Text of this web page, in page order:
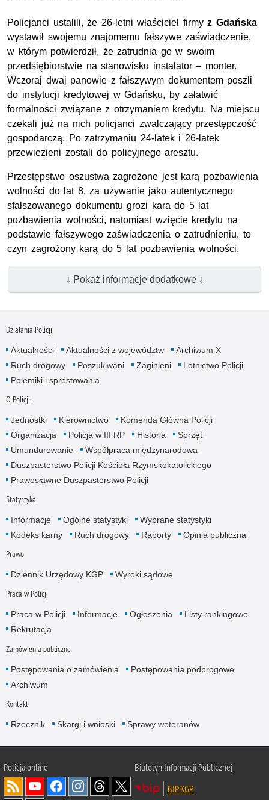
Policjanci ustalili, że 26-letni właściciel firmyz Gdańska
wystawił swojemu znajomemu fałszywe zaświadczenie,
w którym potwierdził, że zatrudnia go w swoim
przedsiębiorstwie na stanowisku instalator – monter.
Wczoraj dwaj panowie z fałszywym dokumentem poszli
do instytucji kredytowej w Gdańsku, by załatwić
formalności związane z otrzymaniem kredytu. Na miejscu
czekali już na nich policjanci zwalczający przestępczość
gospodarczą. Po zatrzymaniu 24-latek i 26-latek
przewiezieni zostali do policyjnego aresztu.
Przestępstwo oszustwa zagrożone jest karą pozbawienia
wolności do lat 8, za używanie jako autentycznego
sfałszowanego dokumentu grozi kara do 5 lat
pozbawienia wolności, natomiast wzięcie kredytu na
podstawie fałszywego zaświadczenia o zatrudnieniu, to
czyn zagrożony karą do 5 lat pozbawienia wolności.
↓ Pokaż informacje dodatkowe ↓
Działania Policji
Aktualności Aktualności z województw
Archiwum X
Ruch drogowy
Poszukiwani Zaginieni
Lotnictwo Policji
Polemiki i sprostowania
O Policji
Jednostki Kierownictwo
Komenda Główna Policji
Organizacja
Policja w III RP Historia
Sprzęt
Umundurowanie
Współpraca międzynarodowa
Duszpasterstwo Policji Kościoła Rzymskokatolickiego
Prawosławne Duszpasterstwo Policji
Statystyka
Informacje Ogólne statystyki
Wybrane statystyki
Kodeks karny
Ruch drogowy Raporty Opinia publiczna
Prawo
Dziennik Urzędowy KGP Wyroki sądowe
Praca w Policji
Praca w Policji Informacje Ogłoszenia
Listy rankingowe
Rekrutacja
Zamówienia publiczne
Postępowania o zamówienia
Postępowania podprogowe
Archiwum
Kontakt
Rzecznik Skargi i wnioski Sprawy weteranów
Policjaonline
Biuletyn Informacji Publicznej
BIP KGP